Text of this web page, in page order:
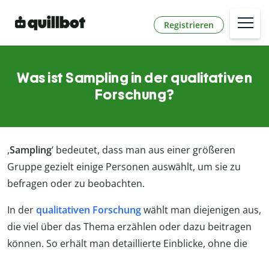
Registrieren
Was ist Sampling in der qualitativen
Forschung?
,Sampling‘ bedeutet, dass man aus einer größeren
Gruppe gezielt einige Personen auswählt, um sie zu
befragen oder zu beobachten.
In derqualitativen Forschungwählt man diejenigen aus,
die viel über das Thema erzählen oder dazu beitragen
können. So erhält man detaillierte Einblicke, ohne die